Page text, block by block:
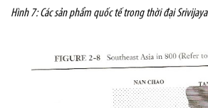
Hình 7: Các sản phẩm quốc tế trong thời đại Srivijaya